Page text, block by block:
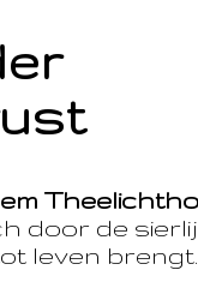
door de
leven brengt.